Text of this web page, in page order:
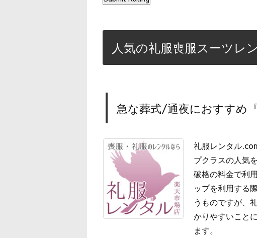
人気の礼服喪服スーツレ
急な葬式/通夜におすすめ
礼服レンタル
プクラスの人気
破格の料金で利
ップを利用する
うものですが、
かりやすいこと
ます。